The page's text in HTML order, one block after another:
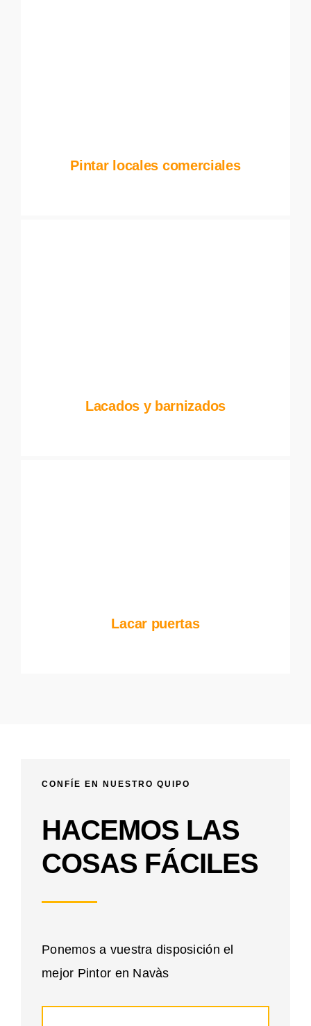
Pintar locales comerciales
Lacados y barnizados
Lacar puertas
CONFÍE EN NUESTRO QUIPO
HACEMOS LAS
COSAS FÁCILES
Ponemos a vuestra disposición el
mejor Pintor en Navàs